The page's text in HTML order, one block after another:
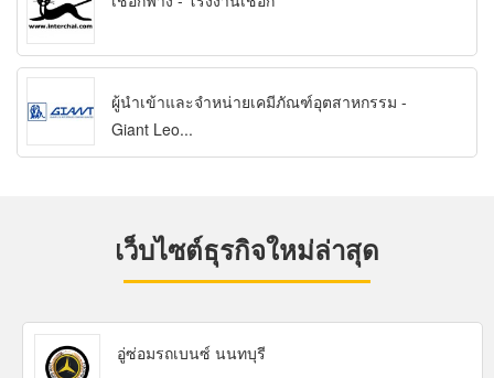
ผู้นำเข้าและจำหน่ายเคมีภัณฑ์อุตสาหกรรม -
Giant Leo...
เว็บไซต์ธุรกิจใหม่ล่าสุด
อู่ซ่อมรถเบนซ์ นนทบุรี